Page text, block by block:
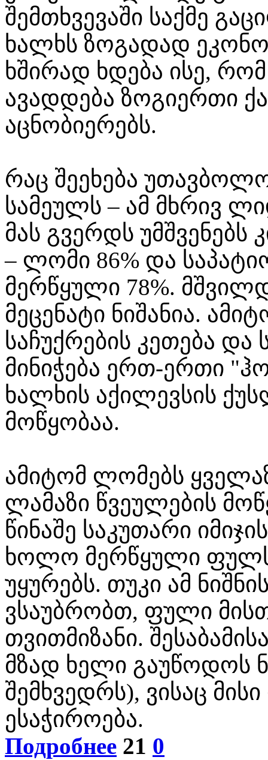
შემთხვევაში საქმე
ხალხს ზოგადად
ხშირად ხდება ისე, რომ
ავადდება ზოგიერთი
აცნობიერებს.
რაც შეეხება
სამეულს – ამ მხრივ
მას გვერდს უმშვენებს
– ლომი 86% და
მერწყული 78%.
მეცენატი ნიშანია.
საჩუქრების კეთება და
მინიჭება ერთ-ერთი
ხალხის აქილევსის
მოწყობაა.
ამიტომ ლომებს
ლამაზი წვეულების
წინაშე საკუთარი
ხოლო მერწყული
უყურებს. თუკი ამ
ვსაუბრობთ, ფული
თვითმიზანი.
მზად ხელი გაუწოდოს
შემხვედრს), ვისაც
ესაჭიროება.
Подробнее 21 0